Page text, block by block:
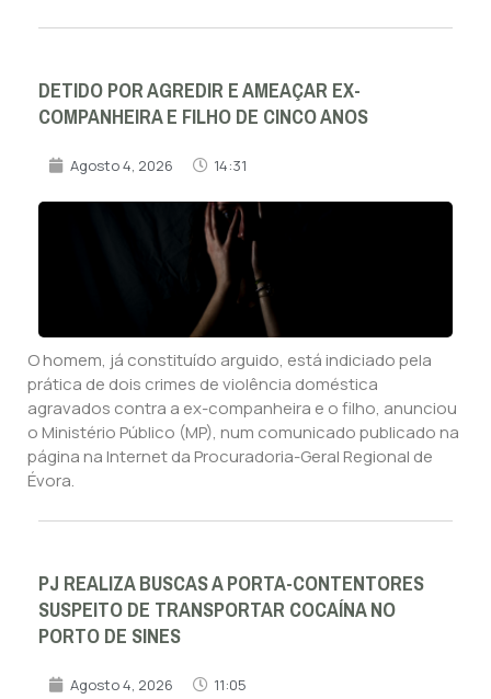
DETIDO POR AGREDIR E AMEAÇAR EX-
COMPANHEIRA E FILHO DE CINCO ANOS
Agosto 4, 2026 14:31
O homem, já constituído arguido, está indiciado pela
prática de dois crimes de violência doméstica
agravados contra a ex-companheira e o filho, anunciou
o Ministério Público (MP), num comunicado publicado na
página na Internet da Procuradoria-Geral Regional de
Évora.
PJ REALIZA BUSCAS A PORTA-CONTENTORES
SUSPEITO DE TRANSPORTAR COCAÍNA NO
PORTO DE SINES
Agosto 4, 2026 11:05